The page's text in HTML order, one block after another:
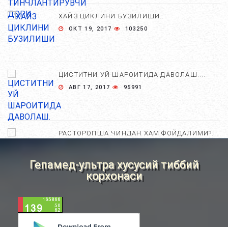
ХАЙЗ ЦИКЛИНИ БУЗИЛИШИ...
ОКТ 19, 2017 103250
ЦИСТИТНИ УЙ ШАРОИТИДА ДАВОЛАШ....
АВГ 17, 2017 95991
РАСТОРОПША ЧИНДАН ХАМ ФОЙДАЛИМИ?...
НОСТАНДАРТ УСУЛЛАРИ....
АВГ 22, 2017 83708
Гепамед-ультра хусусий тиббий
корхонаси